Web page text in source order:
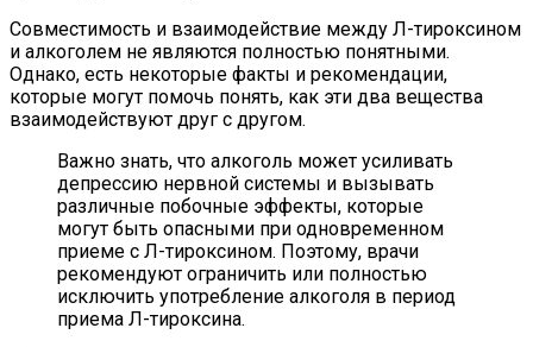
Совместимость и взаимодействие между Л-тироксином
и алкоголем не являются полностью понятными.
Однако, есть некоторые факты и рекомендации,
которые могут помочь понять, как эти два вещества
взаимодействуют друг с другом.
Важно знать, что алкоголь может усиливать
депрессию нервной системы и вызывать
различные побочные эффекты, которые
могут быть опасными при одновременном
приеме с Л-тироксином. Поэтому, врачи
рекомендуют ограничить или полностью
исключить употребление алкоголя в период
приема Л-тироксина.